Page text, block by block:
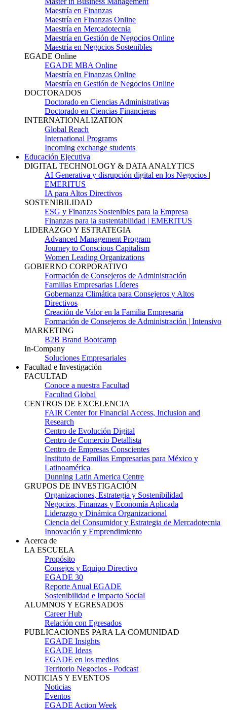
Maestría en Finanzas
Maestría en Finanzas Online
Maestría en Mercadotecnia
Maestría en Gestión de Negocios Online
Maestría en Negocios Sostenibles
EGADE Online
EGADE MBA Online
Maestría en Finanzas Online
Maestría en Gestión de Negocios Online
DOCTORADOS
Doctorado en Ciencias Administrativas
Doctorado en Ciencias Financieras
INTERNATIONALIZATION
Global Reach
International Programs
Incoming exchange students
Educación Ejecutiva
DIGITAL TECHNOLOGY & DATA ANALYTICS
AI Generativa y disrupción digital en los Negocios |
EMERITUS
IA para Altos Directivos
SOSTENIBILIDAD
ESG y Finanzas Sostenibles para la Empresa
Finanzas para la sustentabilidad | EMERITUS
LIDERAZGO Y ESTRATEGIA
Advanced Management Program
Journey to Conscious Capitalism
Women Leading Organizations
GOBIERNO CORPORATIVO
Formación de Consejeros de Administración
Familias Empresarias Líderes
Gobernanza Climática para Consejeros y Altos
Directivos
Creación de Valor en la Familia Empresaria
Formación de Consejeros de Administración | Intensivo
MARKETING
B2B Brand Bootcamp
In-Company
Soluciones Empresariales
Facultad e Investigación
FACULTAD
Conoce a nuestra Facultad
Facultad Global
CENTROS DE EXCELENCIA
FAIR Center for Financial Access, Inclusion and
Research
Centro de Evolución Digital
Centro de Comercio Detallista
Centro de Empresas Conscientes
Instituto de Familias Empresarias para México y
Latinoamérica
Dunning Latin America Centre
GRUPOS DE INVESTIGACIÓN
Organizaciones, Estrategia y Sostenibilidad
Negocios, Finanzas y Economía Aplicada
Liderazgo y Dinámica Organizacional
Ciencia del Consumidor y Estrategia de Mercadotecnia
Innovación y Emprendimiento
Acerca de
LA ESCUELA
Propósito
Consejos y Equipo Directivo
EGADE 30
Reporte Anual EGADE
Sostenibilidad e Impacto Social
ALUMNOS Y EGRESADOS
Career Hub
Relación con Egresados
PUBLICACIONES PARA LA COMUNIDAD
EGADE Insights
EGADE Ideas
EGADE en los medios
Territorio Negocios - Podcast
NOTICIAS Y EVENTOS
Noticias
Eventos
EGADE Action Week